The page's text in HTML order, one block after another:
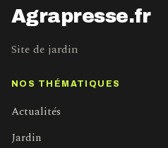
Agrapresse.fr
Site de jardin
NOS THÉMATIQUES
Actualités
Jardin